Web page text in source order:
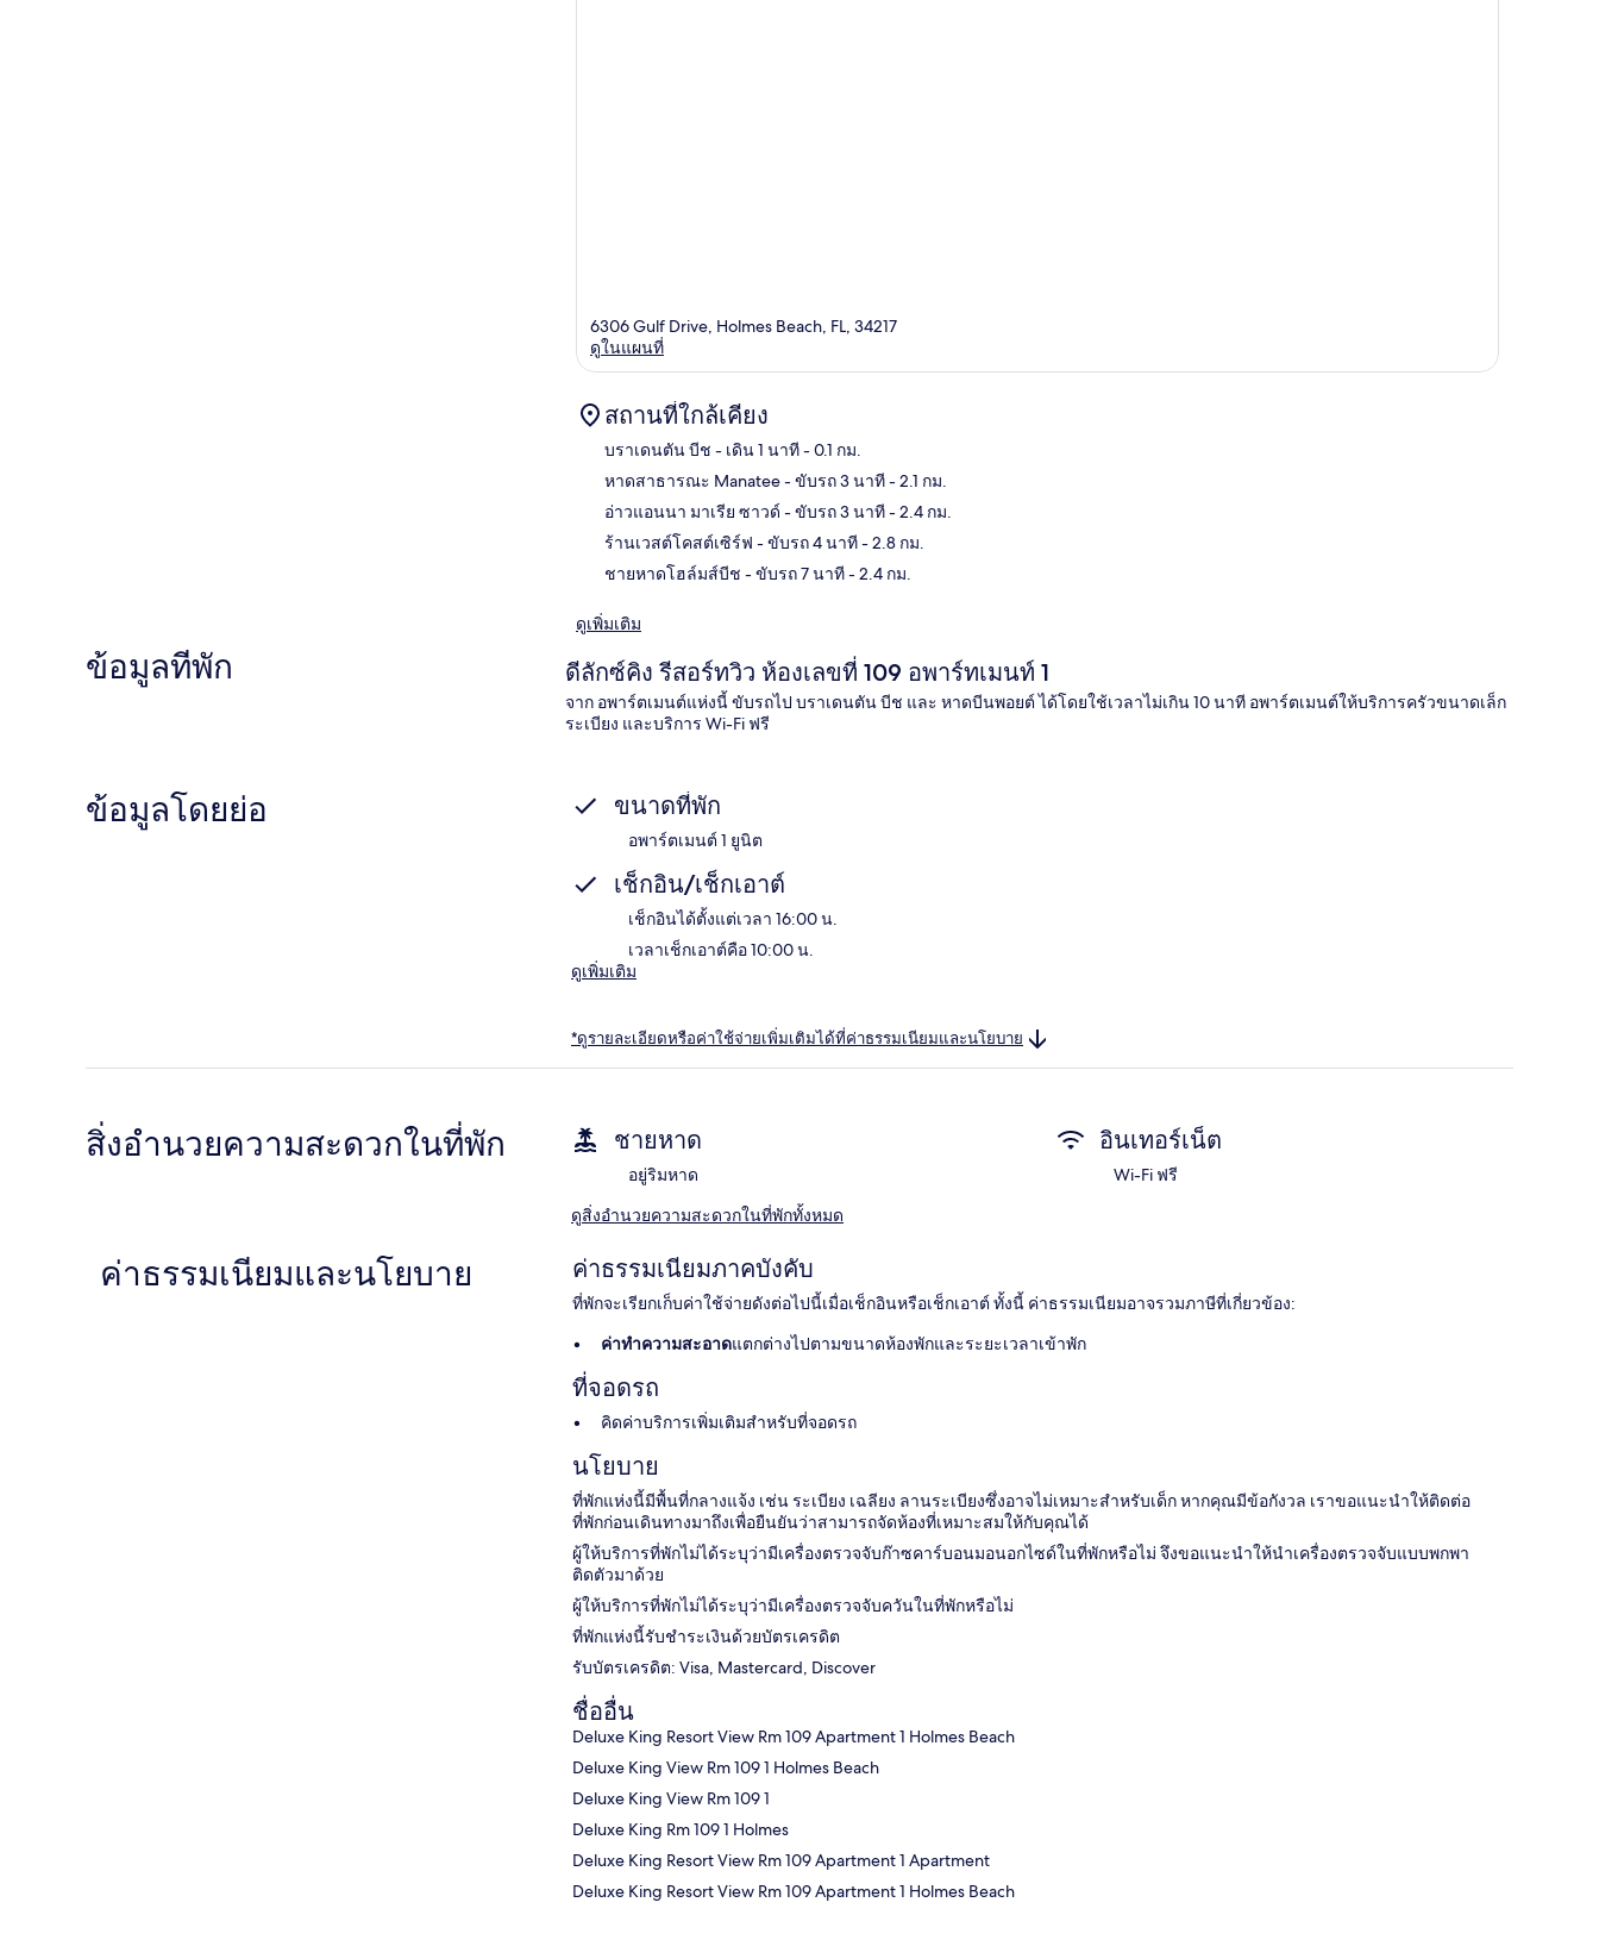
6306 Gulf Drive, Holmes Beach, FL, 34217
ดูในแผนที่
สถานที่ใกล้เคียง
บราเดนตัน บีช - เดิน 1 นาที- 0.1 กม.
หาดสาธารณะ Manatee- ขับรถ 3 นาที- 2.1 กม.
อ่าวแอนนา มาเรีย ซาวด์ - ขับรถ 3 นาที- 2.4 กม.
ร้านเวสต์โคสต์เซิร์ฟ - ขับรถ 4 นาที- 2.8 กม.
ชายหาดโฮล์มส์บีช - ขับรถ 7 นาที- 2.4 กม.
ดูเพิ่มเติม
ข้อมูลที่พัก ดีลักซ์คิง รีสอร์ทวิว ห้องเลขที่ 109 อพาร์ทเมนท์ 1
จาก อพาร์ตเมนต์แห่งนี้ ขับรถไป บราเดนตัน บีช และ หาดบีนพอยต์ ได้โดยใช้เวลาไม่เกิน 10 นาที อพาร์ตเมนต์ให้บริการครัวขนาดเล็ก
ระเบียง และบริการ Wi-Fi ฟรี
ข้อมูลโดยย่อ ขนาดที่พัก
อพาร์ตเมนต์ 1 ยูนิต
เช็กอิน/เช็กเอาต์
เช็กอินได้ตั้งแต่เวลา 16:00 น.
เวลาเช็กเอาต์คือ 10:00 น.
ดูเพิ่มเติม
*ดูรายละเอียดหรือค่าใช้จ่ายเพิ่มเติมได้ที่ค่าธรรมเนียมและนโยบาย
สิ่งอำนวยความสะดวกในที่พัก ชายหาด
อยู่ริมหาด
อินเทอร์เน็ต
Wi-Fi ฟรี
ดูสิ่งอำนวยความสะดวกในที่พักทั้งหมด
ค่าธรรมเนียมและนโยบาย ค่าธรรมเนียมภาคบังคับ
ที่พักจะเรียกเก็บค่าใช้จ่ายดังต่อไปนี้เมื่อเช็กอินหรือเช็กเอาต์ ทั้งนี้ ค่าธรรมเนียมอาจรวมภาษีที่เกี่ยวข้อง:
ค่าทำความสะอาดแตกต่างไปตามขนาดห้องพักและระยะเวลาเข้าพัก
ที่จอดรถ
คิดค่าบริการเพิ่มเติมสำหรับที่จอดรถ
นโยบาย
ที่พักแห่งนี้มีพื้นที่กลางแจ้ง เช่น ระเบียง เฉลียง ลานระเบียงซึ่งอาจไม่เหมาะสำหรับเด็ก หากคุณมีข้อกังวล เราขอแนะนำให้ติดต่อ
ที่พักก่อนเดินทางมาถึงเพื่อยืนยันว่าสามารถจัดห้องที่เหมาะสมให้กับคุณได้
ผู้ให้บริการที่พักไม่ได้ระบุว่ามีเครื่องตรวจจับก๊าซคาร์บอนมอนอกไซด์ในที่พักหรือไม่ จึงขอแนะนำให้นำเครื่องตรวจจับแบบพกพา
ติดตัวมาด้วย
ผู้ให้บริการที่พักไม่ได้ระบุว่ามีเครื่องตรวจจับควันในที่พักหรือไม่
ที่พักแห่งนี้รับชำระเงินด้วยบัตรเครดิต
รับบัตรเครดิต: Visa, Mastercard, Discover
ชื่ออื่น
Deluxe King Resort View Rm 109 Apartment 1 Holmes Beach
Deluxe King View Rm 109 1 Holmes Beach
Deluxe King View Rm 109 1
Deluxe King Rm 109 1 Holmes
Deluxe King Resort View Rm 109 Apartment 1 Apartment
Deluxe King Resort View Rm 109 Apartment 1 Holmes Beach